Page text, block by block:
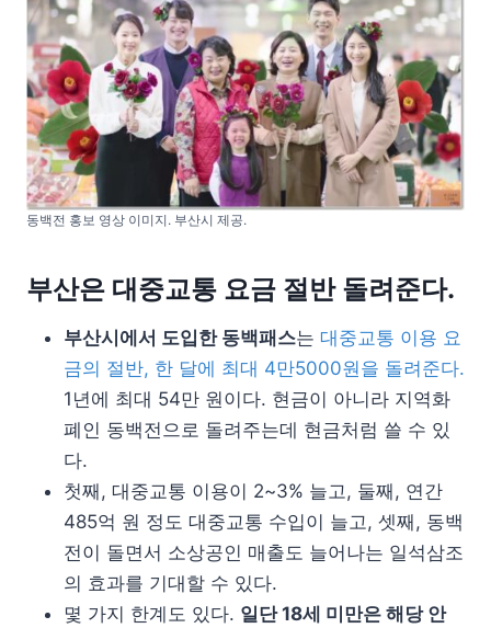
동백전 홍보 영상 이미지. 부산시 제공.
부산은 대중교통 요금 절반 돌려준다.
부산시에서 도입한 동백패스는 대중교통 이용 요
금의 절반, 한 달에 최대 4만5000원을 돌려준다.
1년에 최대 54만 원이다. 현금이 아니라 지역화
폐인 동백전으로 돌려주는데 현금처럼 쓸 수 있
다.
첫째, 대중교통 이용이 2~3% 늘고, 둘째, 연간
485억 원 정도 대중교통 수입이 늘고, 셋째, 동백
전이 돌면서 소상공인 매출도 늘어나는 일석삼조
의 효과를 기대할 수 있다.
몇 가지 한계도 있다. 일단 18세 미만은 해당 안